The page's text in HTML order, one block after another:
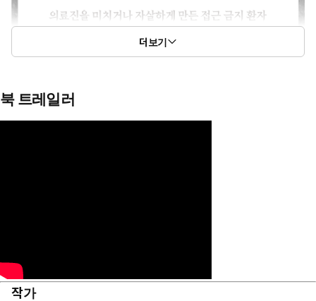
더보기
북 트레일러
작가